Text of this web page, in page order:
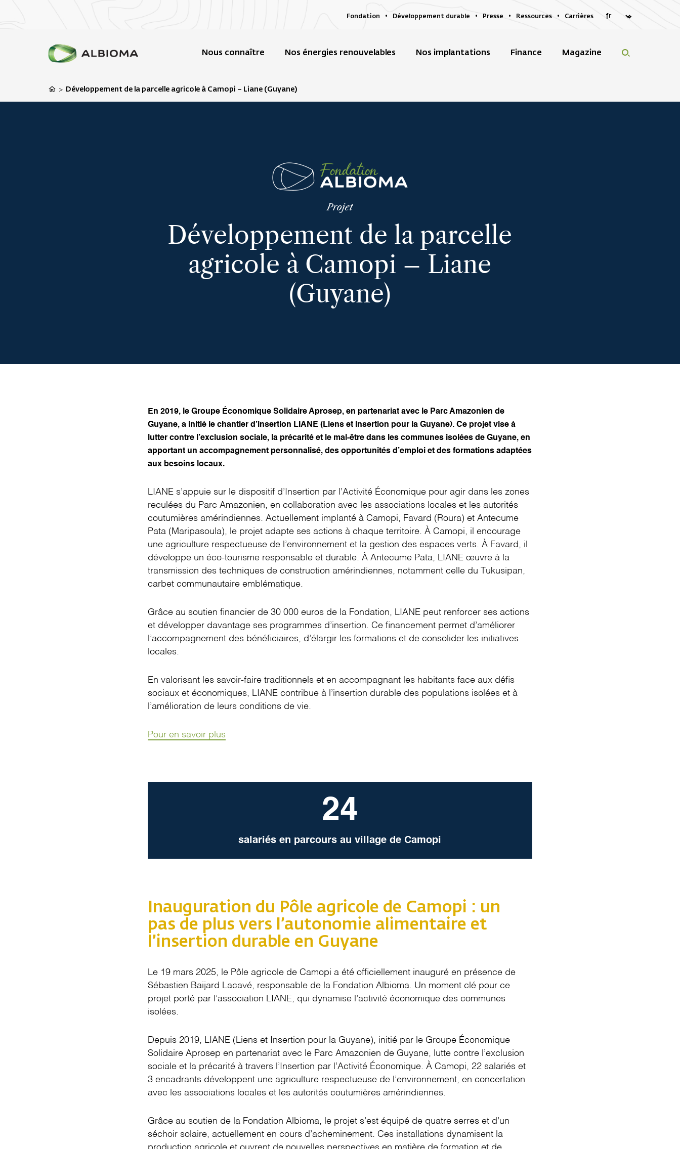
Fondation Développement durable Presse Ressources Carrières
Nous connaître Nos énergies renouvelables Nos implantations Finance Magazine
> Développement de la parcelle agricole à Camopi – Liane (Guyane)
Projet
Développement de la parcelle
agricole à Camopi – Liane
(Guyane)
En 2019, le Groupe Économique Solidaire Aprosep, en partenariat avec le Parc Amazonien de
Guyane, a initié le chantier d’insertion LIANE (Liens et Insertion pour la Guyane). Ce projet vise à
lutter contre l’exclusion sociale, la précarité et le mal-être dans les communes isolées de Guyane, en
apportant un accompagnement personnalisé, des opportunités d’emploi et des formations adaptées
aux besoins locaux.
LIANE s’appuie sur le dispositif d’Insertion par l’Activité Économique pour agir dans les zones
reculées du Parc Amazonien, en collaboration avec les associations locales et les autorités
coutumières amérindiennes. Actuellement implanté à Camopi, Favard (Roura) et Antecume
Pata (Maripasoula), le projet adapte ses actions à chaque territoire. À Camopi, il encourage
une agriculture respectueuse de l’environnement et la gestion des espaces verts. À Favard, il
développe un éco-tourisme responsable et durable. À Antecume Pata, LIANE œuvre à la
transmission des techniques de construction amérindiennes, notamment celle du Tukusipan,
carbet communautaire emblématique.
Grâce au soutien financier de 30 000 euros de la Fondation, LIANE peut renforcer ses actions
et développer davantage ses programmes d’insertion. Ce financement permet d’améliorer
l’accompagnement des bénéficiaires, d’élargir les formations et de consolider les initiatives
locales.
En valorisant les savoir-faire traditionnels et en accompagnant les habitants face aux défis
sociaux et économiques, LIANE contribue à l’insertion durable des populations isolées et à
l’amélioration de leurs conditions de vie.
Pour en savoir plus
24
salariés en parcours au village de Camopi
Inauguration du Pôle agricole de Camopi : un
pas de plus vers l’autonomie alimentaire et
l’insertion durable en Guyane
Le 19 mars 2025, le Pôle agricole de Camopi a été officiellement inauguré en présence de
Sébastien Baijard Lacavé, responsable de la Fondation Albioma. Un moment clé pour ce
projet porté par l’association LIANE, qui dynamise l’activité économique des communes
isolées.
Depuis 2019, LIANE (Liens et Insertion pour la Guyane), initié par le Groupe Économique
Solidaire Aprosep en partenariat avec le Parc Amazonien de Guyane, lutte contre l’exclusion
sociale et la précarité à travers l’Insertion par l’Activité Économique. À Camopi, 22 salariés et
3 encadrants développent une agriculture respectueuse de l’environnement, en concertation
avec les associations locales et les autorités coutumières amérindiennes.
Grâce au soutien de la Fondation Albioma, le projet s’est équipé de quatre serres et d’un
séchoir solaire, actuellement en cours d’acheminement. Ces installations dynamisent la